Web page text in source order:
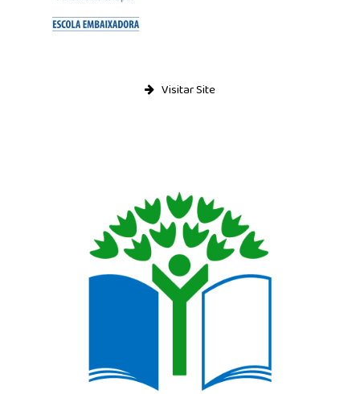
Visitar Site